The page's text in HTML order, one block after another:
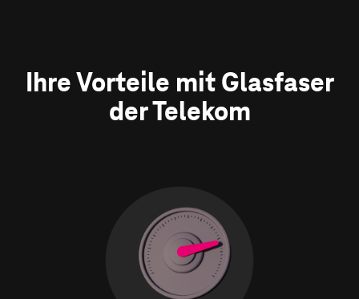
Ihre Vorteile mit Glasfaser
der Telekom